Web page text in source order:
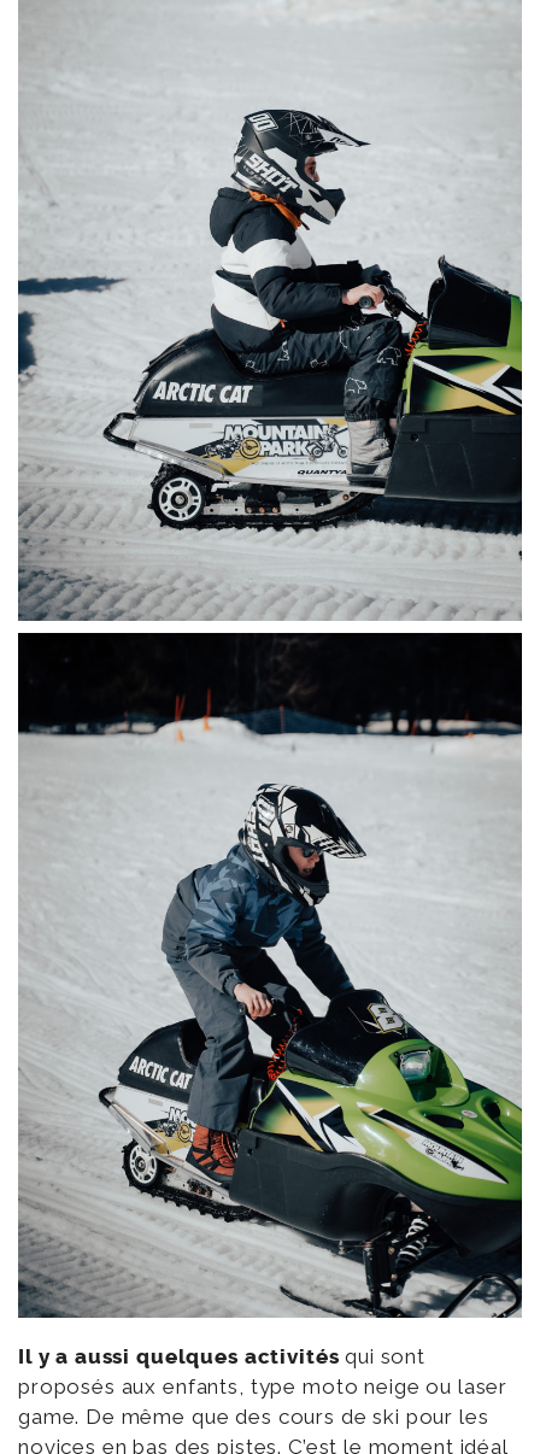
Il y a aussi quelques activités qui sont
proposés aux enfants, type moto neige ou laser
game. De même que des cours de ski pour les
novices en bas des pistes. C’est le moment idéal